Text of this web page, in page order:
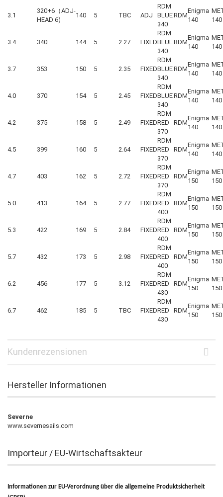
3.1
320+6（ADJ-
HEAD 6)
140 5 TBC ADJ
RDM
BLUE
340
RDM
Enigma
140
140
3.4 340 144 5 2.27 FIXED
RDM
BLUE
340
RDM
Enigma
140
140
3.7 353 150 5 2.35 FIXED
RDM
BLUE
340
RDM
Enigma
140
140
4.0 370 154 5 2.45 FIXED
RDM
BLUE
340
RDM
Enigma
140
140
4.2 375 158 5 2.49 FIXED
RDM
RED
370
RDM
Enigma
140
140
4.5 399 160 5 2.64 FIXED
RDM
RED
370
RDM
Enigma
140
140
4.7 403 162 5 2.72 FIXED
RDM
RED
370
RDM
Enigma
150
150
5.0 413 164 5 2.77 FIXED
RDM
RED
400
RDM
Enigma
150
150
5.3 422 169 5 2.84 FIXED
RDM
RED
400
RDM
Enigma
150
150
5.7 432 173 5 2.98 FIXED
RDM
RED
400
RDM
Enigma
150
150
6.2 456 177 5 3.12 FIXED
RDM
RED
430
RDM
Enigma
150
150
6.7 462 185 5 TBC FIXED
RDM
RED
430
RDM
Enigma
150
150
Kundenrezensionen
Hersteller Informationen
Severne
www.severnesails.com
Importeur / EU-Wirtschaftsakteur
Informationen zur EU-Verordnung über die allgemeine Produktsicherheit